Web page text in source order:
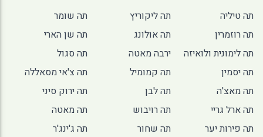
תה טיליה תה ליקוריץ
תה שומר
תה רוזמרין
תה אולונג
תה שן הארי
תה לימונית ולואיזה
ירבה מאטה
תה סגול
תה יסמין
תה קמומיל
תה צ'אי מסאללה
תה מאצ'ה
תה לבן
תה ירוק סיני
תה ארל גריי
תה רויבוש
תה מאטה
תה פירות יער
תה שחור
תה ג'ינג'ר